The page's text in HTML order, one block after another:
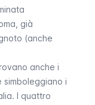
già
(anche
anche i
simboleggiano i
I quattro